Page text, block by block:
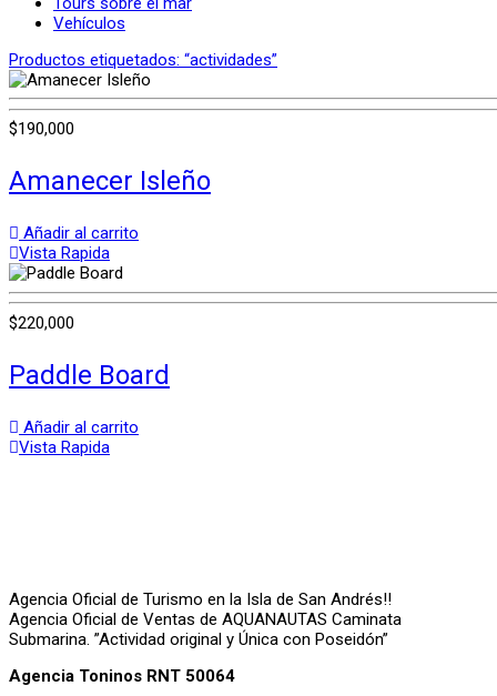
Vehículos
Productos etiquetados: “actividades”
$190,000
Amanecer Isleño
Añadir al carrito
Vista Rapida
$220,000
Paddle Board
Añadir al carrito
Vista Rapida
Agencia Oficial de Turismo en la Isla de San Andrés!!
Agencia Oficial de Ventas de AQUANAUTAS Caminata
Submarina. ”Actividad original y Única con Poseidón”
Agencia Toninos RNT 50064